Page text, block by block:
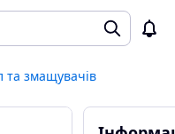
та змащувачів